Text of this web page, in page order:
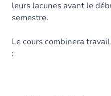
leurs lacunes avant le
semestre.
Le cours combinera
: